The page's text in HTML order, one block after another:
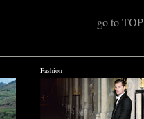
go to TOP
Fashion